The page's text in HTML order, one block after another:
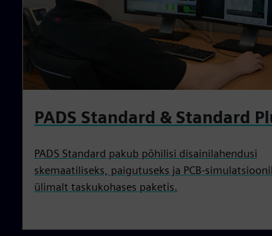
PADS Standard & Standard
PADS Standard pakub põhilisi disainilahendusi
skemaatiliseks, paigutuseks ja PCB-
ülimalt taskukohases paketis.